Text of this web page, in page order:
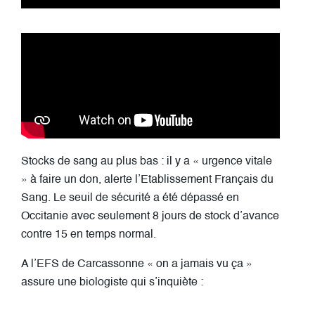
Stocks de sang au plus bas : il y a « urgence vitale
» à faire un don, alerte l’Etablissement Français du
Sang. Le seuil de sécurité a été dépassé en
Occitanie avec seulement 8 jours de stock d’avance
contre 15 en temps normal.
A l’EFS de Carcassonne « on a jamais vu ça »
assure une biologiste qui s’inquiète :